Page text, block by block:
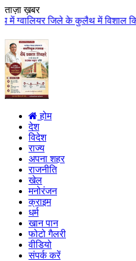
ताज़ा ख़बर
किसान सम्मेलन
होम
देश
विदेश
राज्य
अपना शहर
राजनीति
खेल
मनोरंजन
क्राइम
धर्म
खान पान
फोटो गैलरी
वीडियो
संपर्क करें